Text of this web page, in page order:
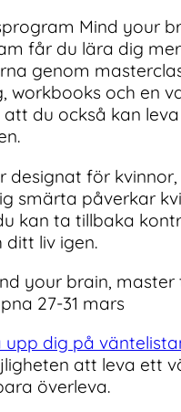
Mind your
får du lära dig
genom
workbooks och en
du också kan
designat för
smärta påverkar
kan ta tillbaka
ditt liv igen.
your brain, master
27-31 mars
upp dig på
att leva ett
överleva.